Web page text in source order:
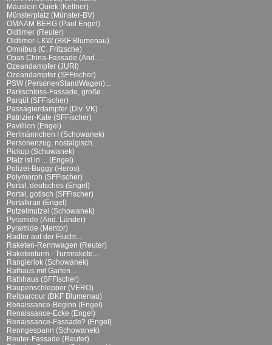
Mäuslein Quiek (Kellner)
Münsterplatz (Münster-BV)
OMA AM BERG (Paul Engel)
Oldtimer (Reuter)
Oldtimer-LKW (BKF Blumenau)
Omnibus (C. Fritzsche)
Opas China-Fassade (And....
Ozeandampfer (JURI)
Ozeandampfer (SFFischer)
PSW (PersonenStandWagen)...
Parkschloss-Fassade, große...
Parqüt (SFFischer)
Passagierdampfer (Div. VK)
Patrizier-Kate (SFFischer)
Pavillion (Engel)
Perlmännchen I (Schowanek)
Personenzug, nostalgisch...
Pickup (Schowanek)
Platz ist in ... (Engel)
Polizei-Buggy (Heros)
Polymorph (SFFischer)
Portal, deutsches (Engel)
Portal, gotisch (SFFischer)
Portalkran (Engel)
Putzelmutzel (Schowanek)
Pyramide (And. Länder)
Pyramide (Mentor)
Radler auf der Flucht...
Raketen-Rennwagen (Reuter)
Raketenturm - Turmrakete...
Rangierlok (Schowanek)
Rathaus mit Garten...
Rathhaus (SFFischer)
Raupenschlepper (VERO)
Reitparcour (BKF Blumenau)
Renaissance-Beginn (Engel)
Renaissance-Ecke (Engel)
Renaissance-Fassade? (Engel)
Renngespann (Schowanek)
Reuter-Fassade (Reuter)